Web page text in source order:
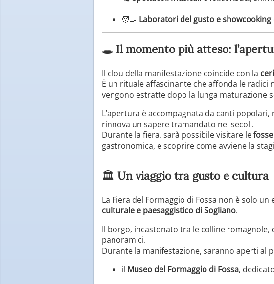
🧑‍🍳 Laboratori del gusto e showcooking
🕳️ Il momento più atteso:
Il clou della manifestazione coincide con la
È un rituale affascinante che affonda le
vengono estratte dopo la lunga maturazione
L’apertura è accompagnata da canti
rinnova un sapere tramandato nei secoli.
Durante la fiera, sarà possibile visitare le
gastronomica, e scoprire come avviene la
🏛️ Un viaggio tra gusto e cultura
La Fiera del Formaggio di Fossa non è solo
culturale e paesaggistico di Sogliano.
Il borgo, incastonato tra le colline
panoramici.
Durante la manifestazione, saranno aperti al
il Museo del Formaggio di Fossa,